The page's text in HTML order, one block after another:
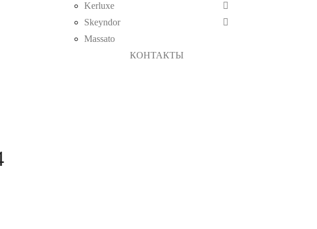
Kerluxe
Skeyndor
Massato
КОНТАКТЫ